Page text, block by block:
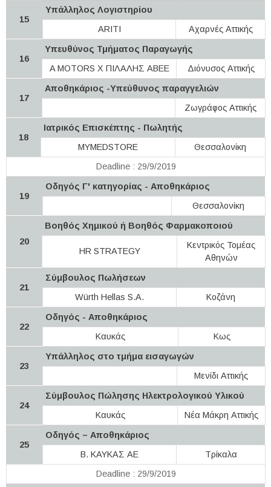
15
Υπάλληλος Λογιστηρίου
ARITI
Αχαρνές Αττικής
16
Υπευθύνος Τμήματος Παραγωγής
A MOTORS Χ ΠΙΛΑΛΗΣ ΑΒΕΕ
Διόνυσος Αττικής
17
Αποθηκάριος -Υπεύθυνος παραγγελιών
Ζωγράφος Αττικής
18
Ιατρικός Επισκέπτης - Πωλητής
MYMEDSTORE
Θεσσαλονίκη
Deadline : 29/9/2019
19
Οδηγός Γ' κατηγορίας - Αποθηκάριος
Θεσσαλονίκη
20
Βοηθός Χημικού ή Βοηθός Φαρμακοποιού
HR STRATEGY
Κεντρικός Τομέας
Αθηνών
21
Σύμβουλος Πωλήσεων
Würth Hellas S.A.
Κοζάνη
22
Οδηγός - Αποθηκάριος
Καυκάς
Κως
23
Υπάλληλος στο τμήμα εισαγωγών
Μενίδι Αττικής
24
Σύμβουλος Πώλησης Ηλεκτρολογικού Υλικού
Καυκάς
Νέα Μάκρη Αττικής
25
Οδηγός – Αποθηκάριος
Β. ΚΑΥΚΑΣ ΑΕ
Τρίκαλα
Deadline : 29/9/2019